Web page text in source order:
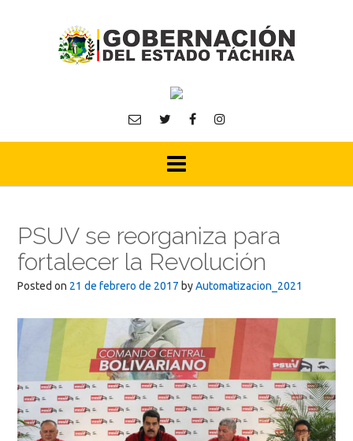
PSUV se reorganiza para
fortalecer la Revolución
Posted on 21 de febrero de 2017 byAutomatizacion_2021